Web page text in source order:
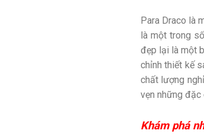
Para Draco là
là một trong
đẹp lại là một
chỉnh thiết kế
chất lượng
vẹn những
Khám phá